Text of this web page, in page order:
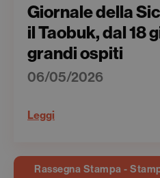
Giornale della
il Taobuk, dal 18
grandi ospiti
06/05/2026
Leggi
Rassegna Stampa -